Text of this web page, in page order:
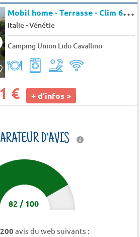
M
obil home - Terrasse - Clim 6 pers.
Italie-Vénétie
Camping Union Lido Cavallino
€ + d'infos >
D'AVIS
82/100
avis du web suivants :